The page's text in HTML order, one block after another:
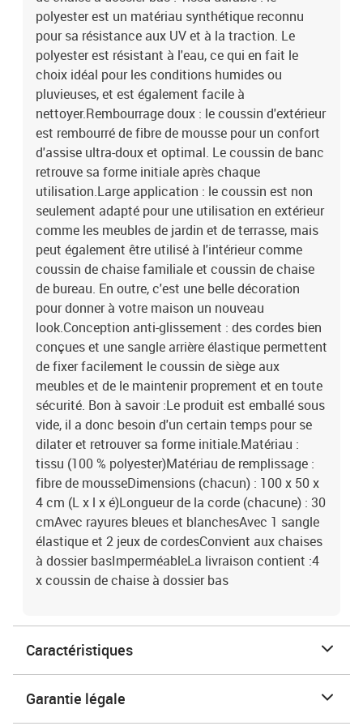
polyester est un matériau synthétique reconnu
pour sa résistance aux UV et à la traction. Le
polyester est résistant à l'eau, ce qui en fait le
choix idéal pour les conditions humides ou
pluvieuses, et est également facile à
nettoyer.Rembourrage doux : le coussin d'extérieur
est rembourré de fibre de mousse pour un confort
d'assise ultra-doux et optimal. Le coussin de banc
retrouve sa forme initiale après chaque
utilisation.Large application : le coussin est non
seulement adapté pour une utilisation en extérieur
comme les meubles de jardin et de terrasse, mais
peut également être utilisé à l'intérieur comme
coussin de chaise familiale et coussin de chaise
de bureau. En outre, c'est une belle décoration
pour donner à votre maison un nouveau
look.Conception anti-glissement : des cordes bien
conçues et une sangle arrière élastique permettent
de fixer facilement le coussin de siège aux
meubles et de le maintenir proprement et en toute
sécurité. Bon à savoir :Le produit est emballé sous
vide, il a donc besoin d'un certain temps pour se
dilater et retrouver sa forme initiale.Matériau :
tissu (100 % polyester)Matériau de remplissage :
fibre de mousseDimensions (chacun) : 100 x 50 x
4 cm (L x l x é)Longueur de la corde (chacune) : 30
cmAvec rayures bleues et blanchesAvec 1 sangle
élastique et 2 jeux de cordesConvient aux chaises
à dossier basImperméableLa livraison contient :4
x coussin de chaise à dossier bas
Caractéristiques
Garantie légale